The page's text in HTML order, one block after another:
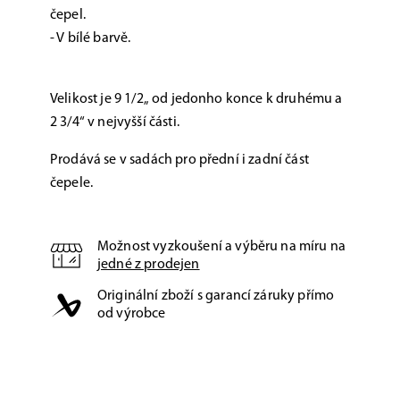
čepel.
- V bílé barvě.
Velikost je 9 1/2„ od jedonho konce k druhému a
2 3/4“ v nejvyšší části.
Prodává se v sadách pro přední i zadní část
čepele.
Možnost vyzkoušení a výběru na míru na
jedné z prodejen
Originální zboží s garancí záruky přímo
od výrobce